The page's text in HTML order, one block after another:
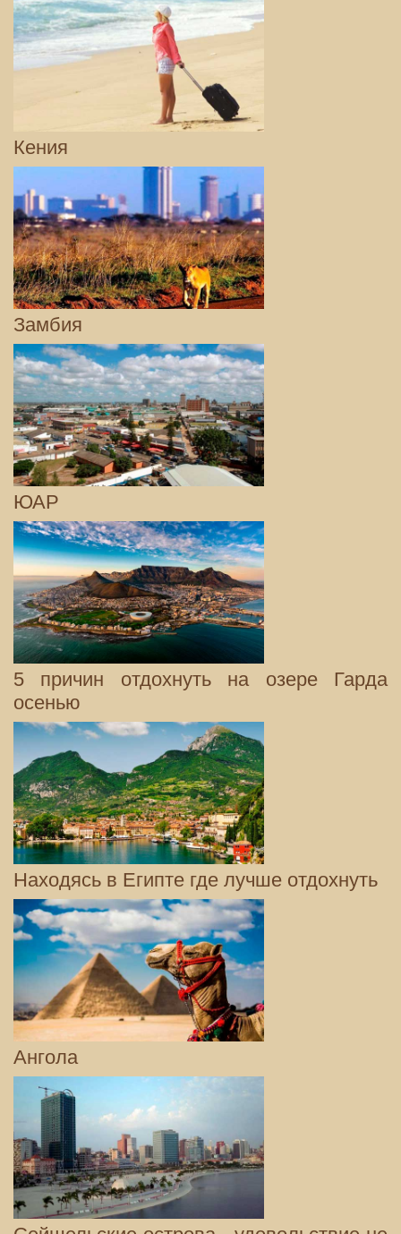
Кения
Замбия
ЮАР
5 причин отдохнуть на озере Гарда
осенью
Находясь в Египте где лучше отдохнуть
Ангола